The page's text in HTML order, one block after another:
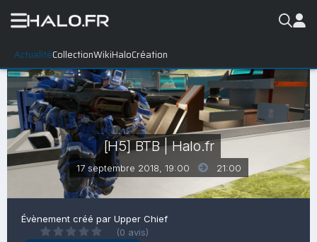
ActualitéCollectionWikiHaloCréation
[H5] BTB | Halo.fr
17 septembre 2018, 19:00 21:00
Évènement créé par Upper Chief
(0 avis)